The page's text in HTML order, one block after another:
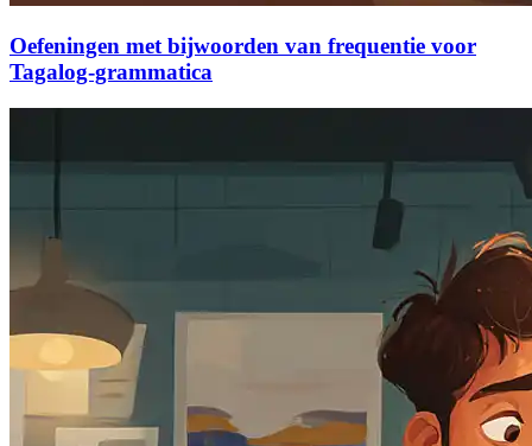
Oefeningen met bijwoorden van frequentie voor
Tagalog-grammatica